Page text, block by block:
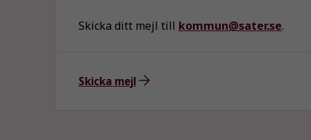
Skicka ditt mejl till kommun@sater.se.
Skicka mejl